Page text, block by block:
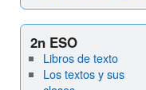
2n ESO
Libros de texto
Los textos y sus